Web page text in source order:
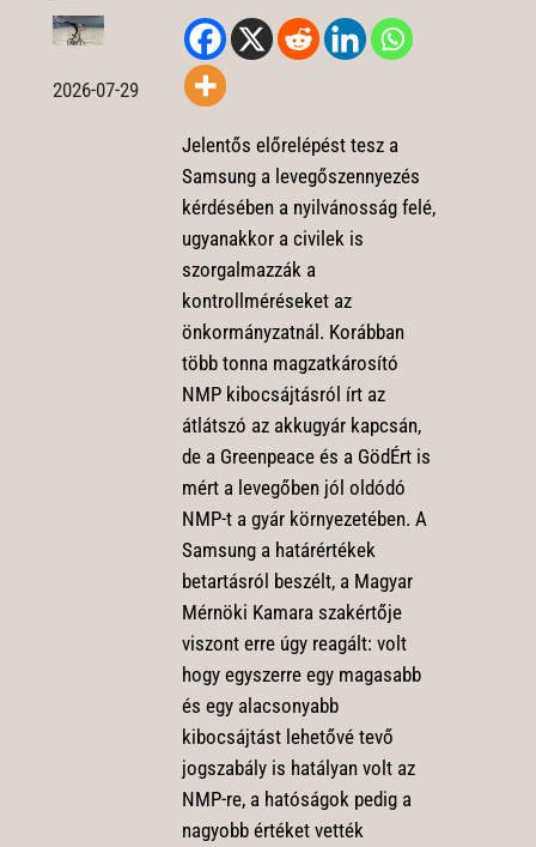
2026-07-29
Jelentős előrelépést tesz a
Samsung a levegőszennyezés
kérdésében a nyilvánosság felé,
ugyanakkor a civilek is
szorgalmazzák a
kontrollméréseket az
önkormányzatnál. Korábban
több tonna magzatkárosító
NMP kibocsájtásról írt az
átlátszó az akkugyár kapcsán,
de a Greenpeace és a GödÉrt is
mért a levegőben jól oldódó
NMP-t a gyár környezetében. A
Samsung a határértékek
betartásról beszélt, a Magyar
Mérnöki Kamara szakértője
viszont erre úgy reagált: volt
hogy egyszerre egy magasabb
és egy alacsonyabb
kibocsájtást lehetővé tevő
jogszabály is hatályan volt az
NMP-re, a hatóságok pedig a
nagyobb értéket vették